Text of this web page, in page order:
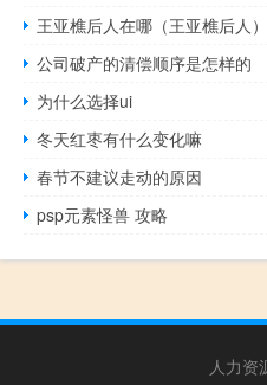
王亚樵后人在哪（王亚樵后人）
公司破产的清偿顺序是怎样的
为什么选择ui
冬天红枣有什么变化嘛
春节不建议走动的原因
psp元素怪兽 攻略
人力资